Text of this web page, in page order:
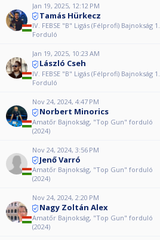
Jan 19, 2025, 12:12 PM
Tamás Hürkecz
IV. FEBSE "B" Ligás (Félprofi) Bajnokság 1.
Forduló
Jan 19, 2025, 10:23 AM
László Cseh
IV. FEBSE "B" Ligás (Félprofi) Bajnokság 1.
Forduló
Nov 24, 2024, 4:47 PM
Norbert Minorics
Amatőr Bajnokság, "Top Gun" forduló
(2024)
Nov 24, 2024, 3:56 PM
Jenő Varró
Amatőr Bajnokság, "Top Gun" forduló
(2024)
Nov 24, 2024, 2:20 PM
Nagy Zoltán Alex
Amatőr Bajnokság, "Top Gun" forduló
(2024)